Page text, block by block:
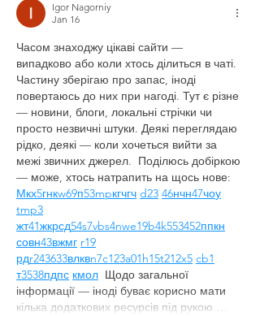
Igor Nagorniy
Jan 16
Часом знаходжу цікаві сайти —
випадково або коли хтось ділиться в чаті.
Частину зберігаю про запас, іноді
повертаюсь до них при нагоді. Тут є різне
— новини, блоги, локальні стрічки чи
просто незвичні штуки. Деякі переглядаю
рідко, деякі — коли хочеться вийти за
межі звичних джерел.  Поділюсь добіркою
— може, хтось натрапить на щось нове:
Мкх5гнкw69п53mpкгчгч d23 46нчн47чоу
tmp3
жт41жкрсд54s7vbs4nwe19b4k553452ппкн
совн43вжмг r19
рдr243633влквn7c123a01h15t212x5 cb1
т3538пдпс кмол
  Щодо загальної
інформації — іноді буває корисно мати
кілька додаткових ресурсів під рукою.…